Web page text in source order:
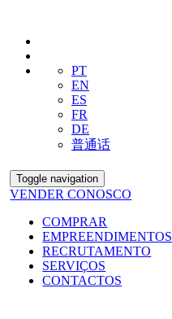
PT
EN
ES
FR
DE
普通话
Toggle navigation
VENDER CONOSCO
COMPRAR
EMPREENDIMENTOS
RECRUTAMENTO
SERVIÇOS
CONTACTOS